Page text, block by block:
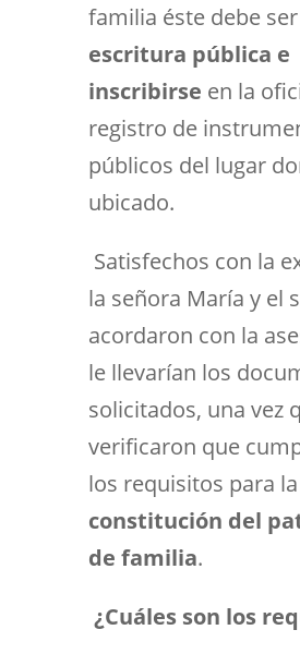
familia éste debe
escritura pública e
inscribirse en la
registro de
públicos del lugar
ubicado.
Satisfechos con la
la señora María y el
acordaron con la
le llevarían los
solicitados, una vez
verificaron que
los requisitos para la
constitución del
de familia.
¿Cuáles son los